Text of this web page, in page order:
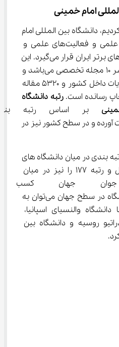
امام خمینی
دانشگاه بین المللی امام
خمینی (ره) از نظر جایگاه علمی و فعالیت‌های علمی و
پژوهشی در گروه دانشگاه های برتر ایران قرار می‌گیرد. این
دانشگاه صاحب امتیاز و ناشر 10 مجله تخصصی می‌باشد و
تاکنون 3420 مقاله در نشریات داخل کشور و 5320 مقاله
رسانده است. رتبه دانشگاه
بر اساس رتبه
– 800 را به دست آورده و در سطح کشور نیز در
بندی در میان دانشگاه های
جامع جوان کشور رتبه اول و رتبه 177 را نیز در میان
جوان جهان
فعالیت‌های علمی این دانشگاه در سطح جهان می‌توان به
با دانشگاه والنسیای اسپانیا،
روسیه و دانشگاه بین